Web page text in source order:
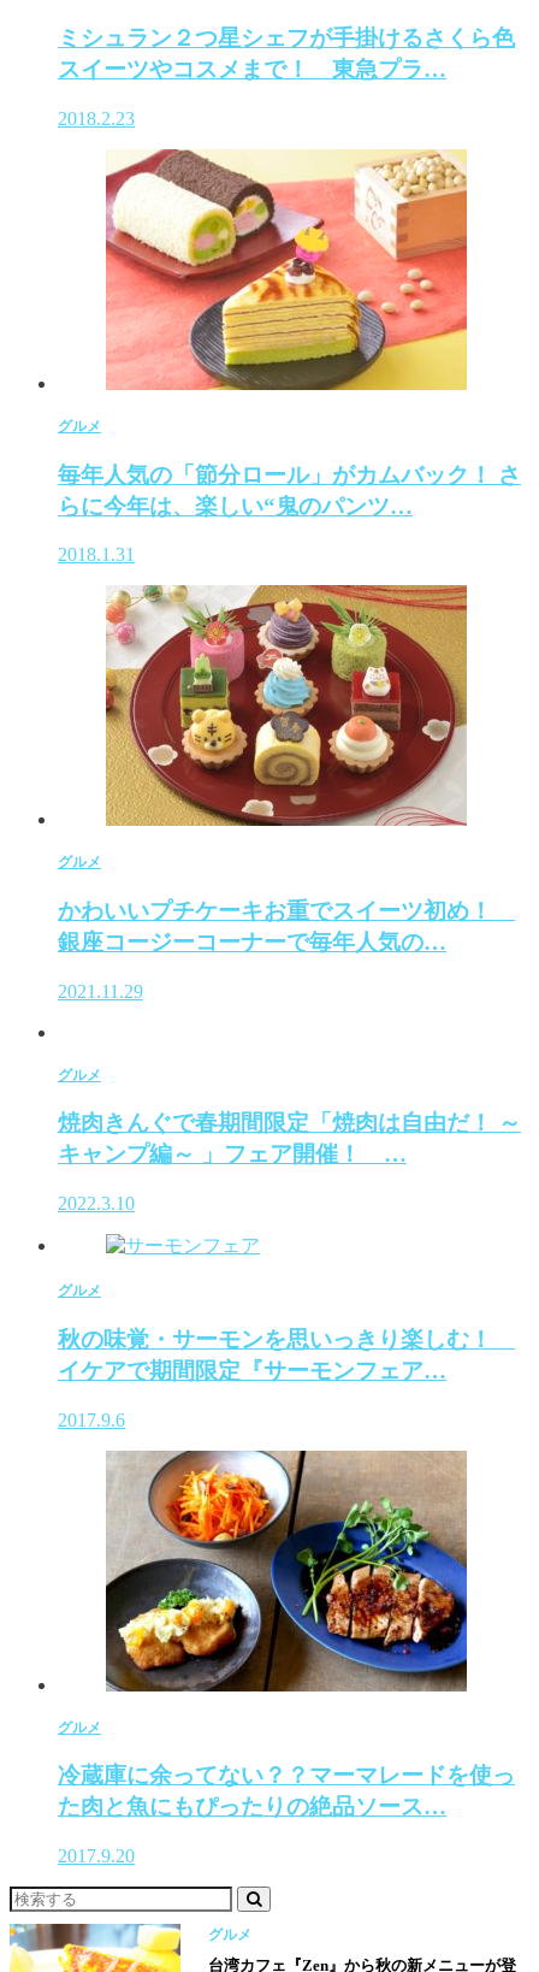
ミシュラン２つ星シェフが手掛けるさくら色
スイーツやコスメまで！ 東急プラ…
2018.2.23
グルメ
毎年人気の「節分ロール」がカムバック！ さ
らに今年は、楽しい“鬼のパンツ…
2018.1.31
グルメ
かわいいプチケーキお重でスイーツ初め！
銀座コージーコーナーで毎年人気の…
2021.11.29
グルメ
焼肉きんぐで春期間限定「焼肉は自由だ！ ～
キャンプ編～ 」フェア開催！ …
2022.3.10
グルメ
秋の味覚・サーモンを思いっきり楽しむ！
イケアで期間限定『サーモンフェア…
2017.9.6
グルメ
冷蔵庫に余ってない？？マーマレードを使っ
た肉と魚にもぴったりの絶品ソース…
2017.9.20
グルメ
台湾カフェ『Zen』から秋の新メニューが登